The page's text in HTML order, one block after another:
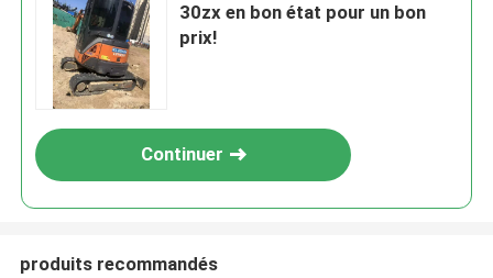
30zx en bon état pour un bon
prix!
Continuer
produits recommandés